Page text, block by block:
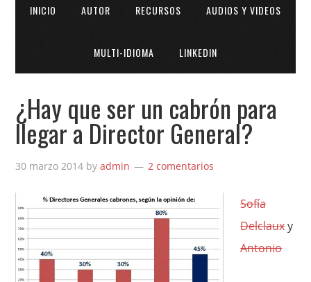
INICIO AUTOR RECURSOS AUDIOS Y VIDEOS
MULTI-IDIOMA LINKEDIN
¿Hay que ser un cabrón para
llegar a Director General?
30 marzo 2014 byadmin 2 comentarios
Sofía
Delclauxy
Antonio